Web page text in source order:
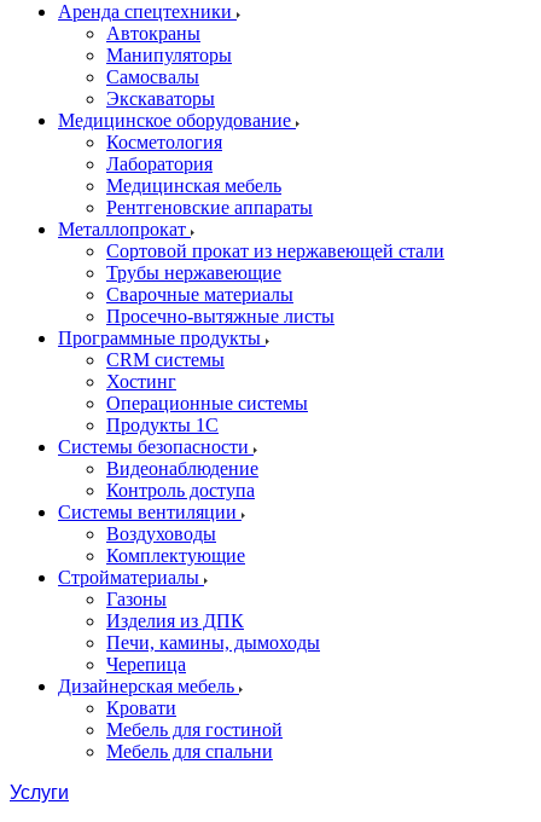
Аренда спецтехники
Автокраны
Манипуляторы
Самосвалы
Экскаваторы
Медицинское оборудование
Косметология
Лаборатория
Медицинская мебель
Рентгеновские аппараты
Металлопрокат
Сортовой прокат из нержавеющей стали
Трубы нержавеющие
Сварочные материалы
Просечно-вытяжные листы
Программные продукты
CRM системы
Хостинг
Операционные системы
Продукты 1С
Системы безопасности
Видеонаблюдение
Контроль доступа
Системы вентиляции
Воздуховоды
Комплектующие
Стройматериалы
Газоны
Изделия из ДПК
Печи, камины, дымоходы
Черепица
Дизайнерская мебель
Кровати
Мебель для гостиной
Мебель для спальни
Услуги